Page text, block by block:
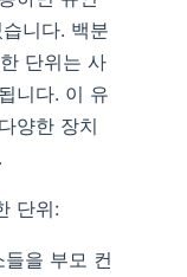
니다. 백분
단위는 사
니다. 이 유
양한 장치
단위:
을 부모 컨